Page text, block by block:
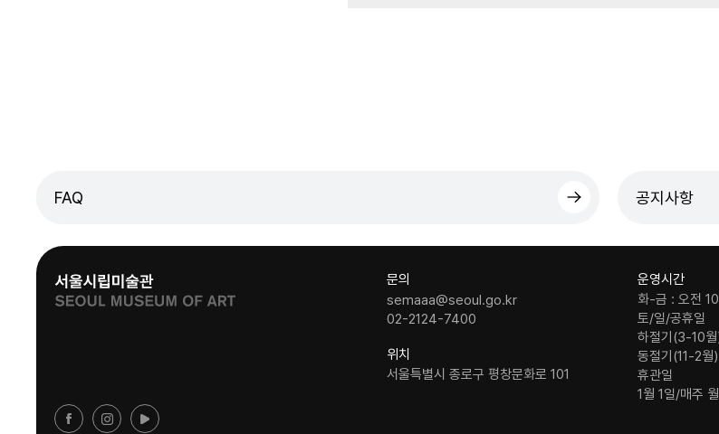
FAQ 공지사항
문의
semaaa@seoul.go.kr
02-2124-7400
위치
서울특별시 종로구 평창문화로 101
운영시간
화-금 : 오전
토/일/공휴일
하절기(3-10
동절기(11-2월
휴관일
1월 1일/매주